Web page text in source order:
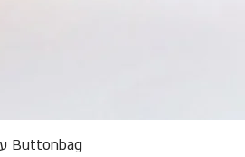
Buttonbag ערכת סריגה לילדים מבצע אריזות פגומות